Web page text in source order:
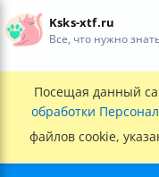
Ksks-xtf.ru
Все, что нужно
Посещая данный
обработки
файлов cookie,